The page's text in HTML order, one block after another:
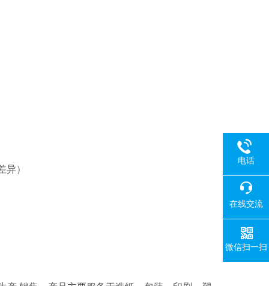
异）
电话
在线交流
微信扫一扫